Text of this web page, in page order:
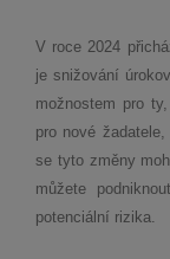
V roce 2024
je snižování
možnostem pro
pro nové
se tyto změny
můžete
potenciální rizika.